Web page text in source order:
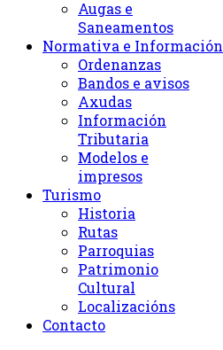
Augas e
Saneamentos
Normativa e Información
Ordenanzas
Bandos e avisos
Axudas
Información
Tributaria
Modelos e
impresos
Turismo
Historia
Rutas
Parroquias
Patrimonio
Cultural
Localizacións
Contacto